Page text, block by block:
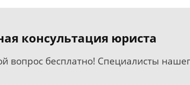
консультация юриста
вопрос бесплатно! Специалисты